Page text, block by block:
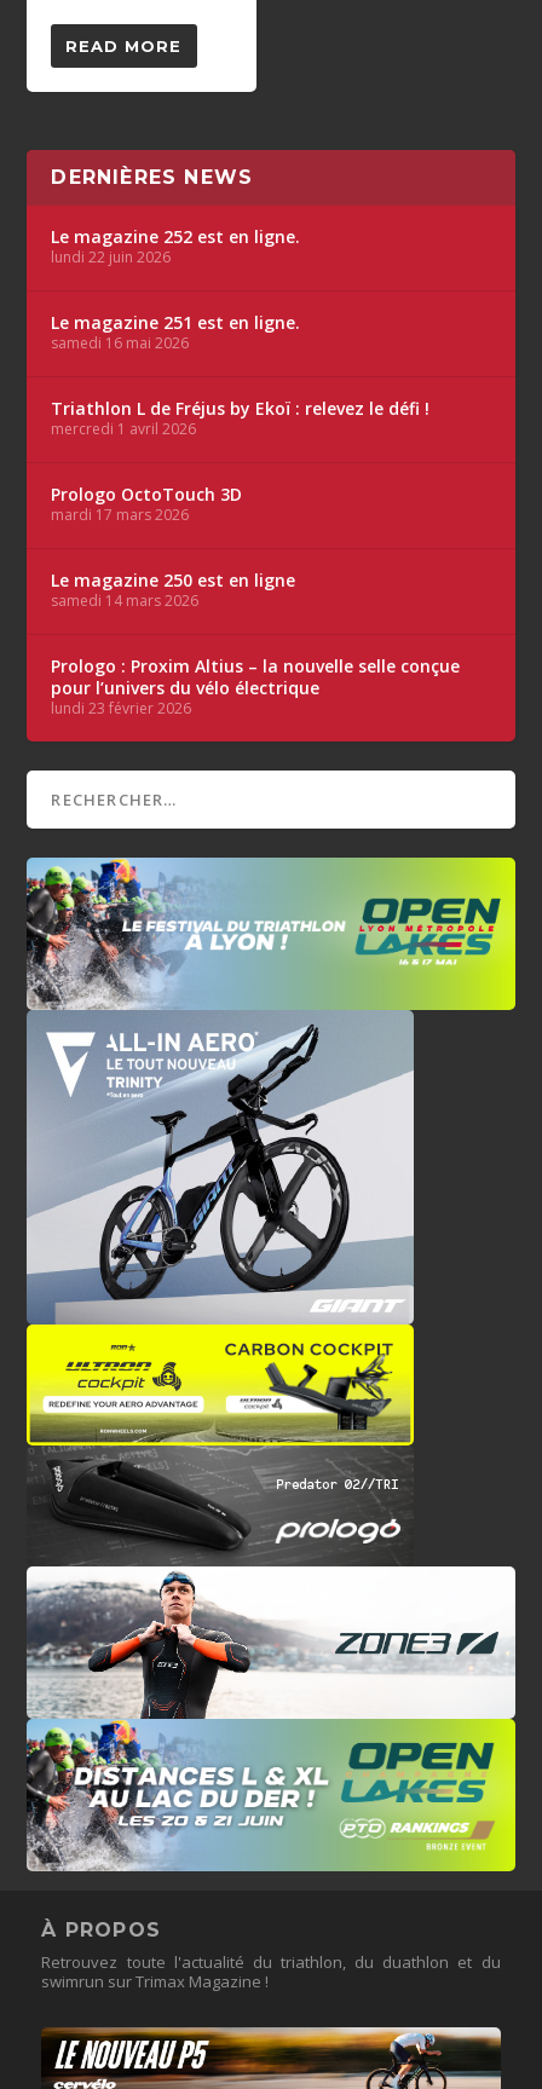
READ MORE
DERNIÈRES NEWS
Le magazine 252 est en ligne.
lundi 22 juin 2026
Le magazine 251 est en ligne.
samedi 16 mai 2026
Triathlon L de Fréjus by Ekoï : relevez le défi !
mercredi 1 avril 2026
Prologo OctoTouch 3D
mardi 17 mars 2026
Le magazine 250 est en ligne
samedi 14 mars 2026
Prologo : Proxim Altius – la nouvelle selle conçue
pour l’univers du vélo électrique
lundi 23 février 2026
À PROPOS
Retrouvez toute l'actualité du triathlon, du duathlon et du
swimrun sur Trimax Magazine !